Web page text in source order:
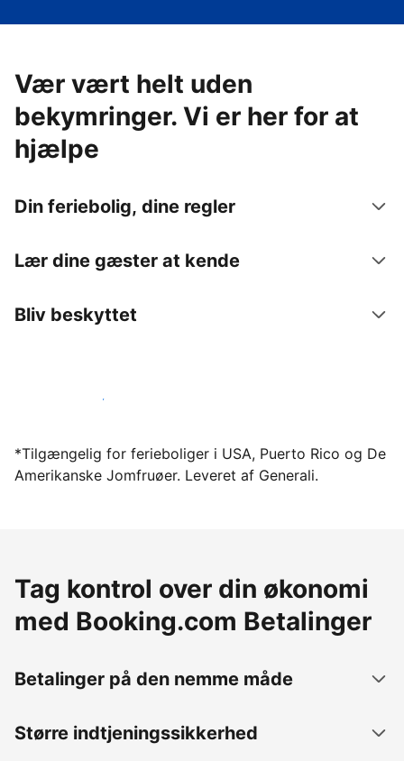
Vær vært helt uden
bekymringer. Vi er her for at
hjælpe
Din feriebolig, dine regler
Lær dine gæster at kende
Bliv beskyttet
Bliv vært hos os i dag
*Tilgængelig for ferieboliger i USA, Puerto Rico og De
Amerikanske Jomfruøer. Leveret af Generali.
Tag kontrol over din økonomi
med Booking.com Betalinger
Betalinger på den nemme måde
Større indtjeningssikkerhed